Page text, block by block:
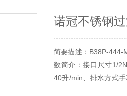
诺冠不锈钢
简要描述：B38P-444-
数简介：接口尺寸1/
40升/min、排水方式